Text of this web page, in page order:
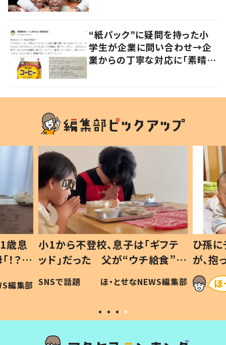
“紙パック”に疑問を持った小
学生が企業に問い合わせ→企
業からの丁寧な対応に「素晴ら
歳息
？」
編集部
小1から不登校、息子は「ギフテ
ッド」だった 父が“ウチ給食”を
作り続ける理由とは #令和の親
#令和の子
SNSで話題 ほ・とせなNEWS編集部
ひ孫
が、
「涙が
い」